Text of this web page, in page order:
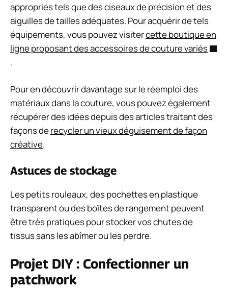
appropriés tels que des ciseaux de précision et des
aiguilles de tailles adéquates. Pour acquérir de tels
équipements, vous pouvez visitercette boutique en
ligne proposant des accessoires de couture variés
.
Pour en découvrir davantage sur le réemploi des
matériaux dans la couture, vous pouvez également
récupérer des idées depuis des articles traitant des
façons derecycler un vieux déguisement de façon
créative.
Astuces de stockage
Les petits rouleaux, des pochettes en plastique
transparent ou des boîtes de rangement peuvent
être très pratiques pour stocker vos chutes de
tissus sans les abîmer ou les perdre.
Projet DIY : Confectionner un
patchwork